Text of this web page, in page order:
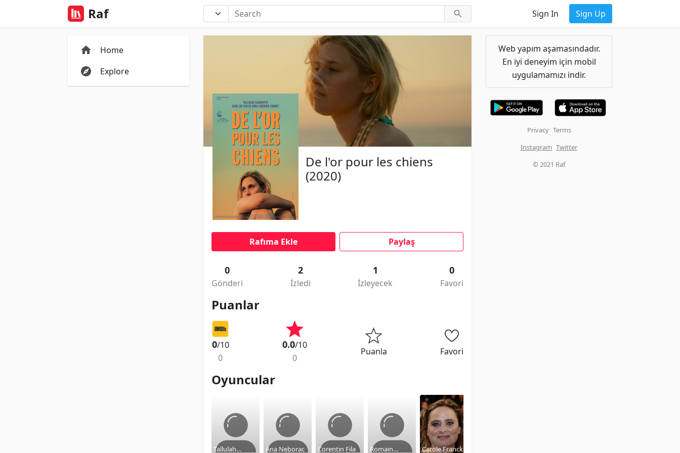
Raf Sign In Sign Up
Home
Explore
De l'or pour les chiens
(2020)
Rafıma Ekle Paylaş
0
Gönderi
2
İzledi
1
İzleyecek
0
Favori
Puanlar
0/10
0
0.0/10
0
Puanla Favori
Oyuncular
Tallulah Ana Neborac Corentin Fila Romain Carole Franck
Web yapım aşamasındadır.
En iyi deneyim için mobil
uygulamamızı indir.
Privacy Terms
Instagram Twitter
© 2021 Raf